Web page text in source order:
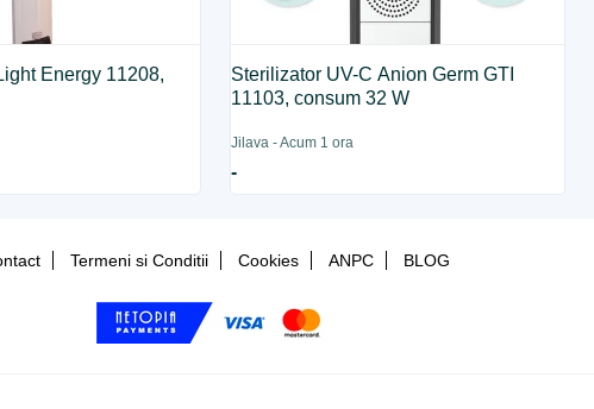
Energy 11208,
Sterilizator UV-C Anion Germ GTI
11103, consum 32 W
Jilava - Acum 1 ora
-
Termeni si Conditii Cookies ANPC BLOG